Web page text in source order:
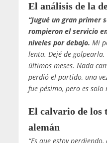
El análisis de la
“Jugué un gran primer
rompieron el servicio
niveles por debajo. Mi
lenta. Dejé de
últimos meses. Nada
perdió el partido, una
fue pésimo, pero es solo
El calvario de los
alemán
“Es que estoy